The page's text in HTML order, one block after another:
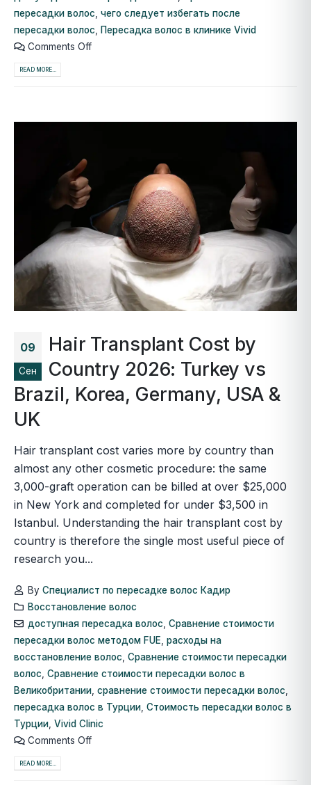
пересадки волос чего следует избегать после
пересадки волос
Пересадка волос в клинике Vivid
Comments Off
READ MORE...
09
Сен
Hair Transplant Cost by
Country 2026: Turkey vs
Brazil, Korea, Germany, USA &
UK
Hair transplant cost varies more by country than
almost any other cosmetic procedure: the same
3,000-graft operation can be billed at over $25,000
in New York and completed for under $3,500 in
Istanbul. Understanding the hair transplant cost by
country is therefore the single most useful piece of
research you...
By Специалист по пересадке волос Кадир
Восстановление волос
доступная пересадка волос Сравнение стоимости
пересадки волос методом FUE расходы на
восстановление волос Сравнение стоимости пересадки
волос Сравнение стоимости пересадки волос в
Великобритании сравнение стоимости пересадки волос
пересадка волос в Турции Стоимость пересадки волос в
Турции Vivid Clinic
Comments Off
READ MORE...